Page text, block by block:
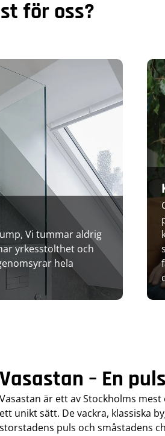
för oss?
Vi tummar aldrig
yrkesstolthet och
hela
Vasastan – En
Vasastan är ett av Stockholms
ett unikt sätt. De vackra, klassiska
storstadens puls och småstadens